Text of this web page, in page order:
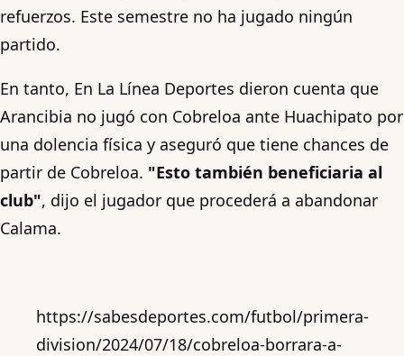
refuerzos. Este semestre no ha jugado ningún
partido.
En tanto, En La Línea Deportes dieron cuenta que
Arancibia no jugó con Cobreloa ante Huachipato por
una dolencia física y aseguró que tiene chances de
partir de Cobreloa. "Esto también beneficiaria al
club", dijo el jugador que procederá a abandonar
Calama.
https://sabesdeportes.com/futbol/primera-
division/2024/07/18/cobreloa-borrara-a-